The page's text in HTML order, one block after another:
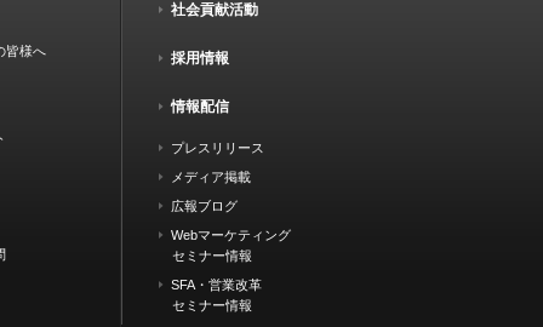
皆様へ
社会貢献活動
採用情報
情報配信
プレスリリース
メディア掲載
広報ブログ
Webマーケティング
セミナー情報
SFA・営業改革
セミナー情報